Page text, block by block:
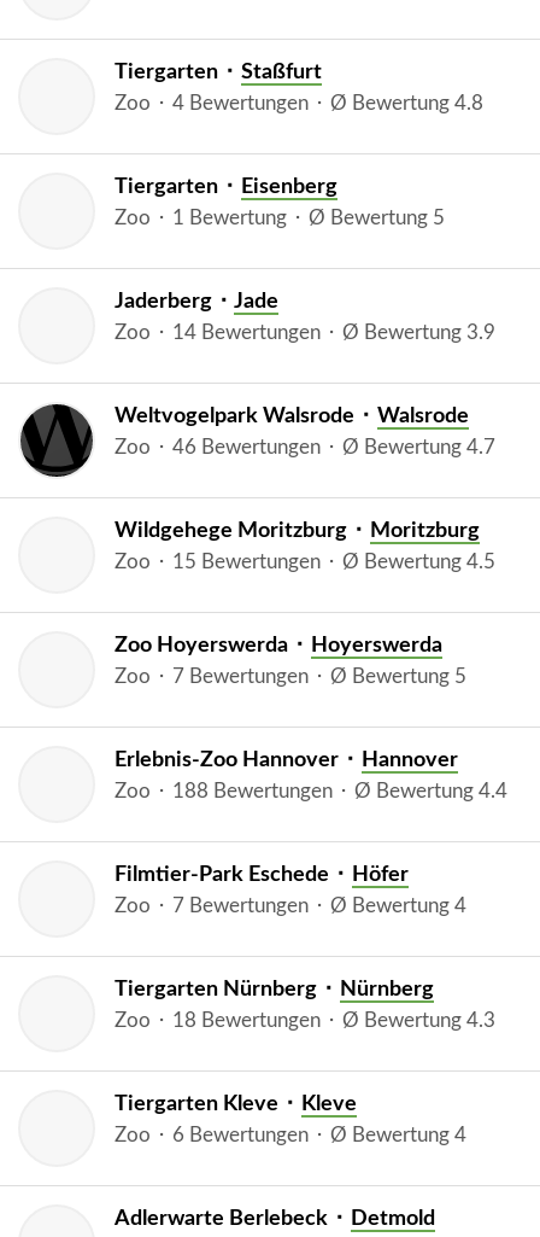
Tiergarten ⬝ Staßfurt
Zoo ⬝ 4 Bewertungen ⬝ Ø Bewertung 4.8
Tiergarten ⬝ Eisenberg
Zoo ⬝ 1 Bewertung ⬝ Ø Bewertung 5
Jaderberg ⬝ Jade
Zoo ⬝ 14 Bewertungen ⬝ Ø Bewertung 3.9
Weltvogelpark Walsrode ⬝ Walsrode
Zoo ⬝ 46 Bewertungen ⬝ Ø Bewertung 4.7
Wildgehege Moritzburg ⬝ Moritzburg
Zoo ⬝ 15 Bewertungen ⬝ Ø Bewertung 4.5
Zoo Hoyerswerda ⬝ Hoyerswerda
Zoo ⬝ 7 Bewertungen ⬝ Ø Bewertung 5
Erlebnis-Zoo Hannover ⬝ Hannover
Zoo ⬝ 188 Bewertungen ⬝ Ø Bewertung 4.4
Filmtier-Park Eschede ⬝ Höfer
Zoo ⬝ 7 Bewertungen ⬝ Ø Bewertung 4
Tiergarten Nürnberg ⬝ Nürnberg
Zoo ⬝ 18 Bewertungen ⬝ Ø Bewertung 4.3
Tiergarten Kleve ⬝ Kleve
Zoo ⬝ 6 Bewertungen ⬝ Ø Bewertung 4
Adlerwarte Berlebeck ⬝ Detmold